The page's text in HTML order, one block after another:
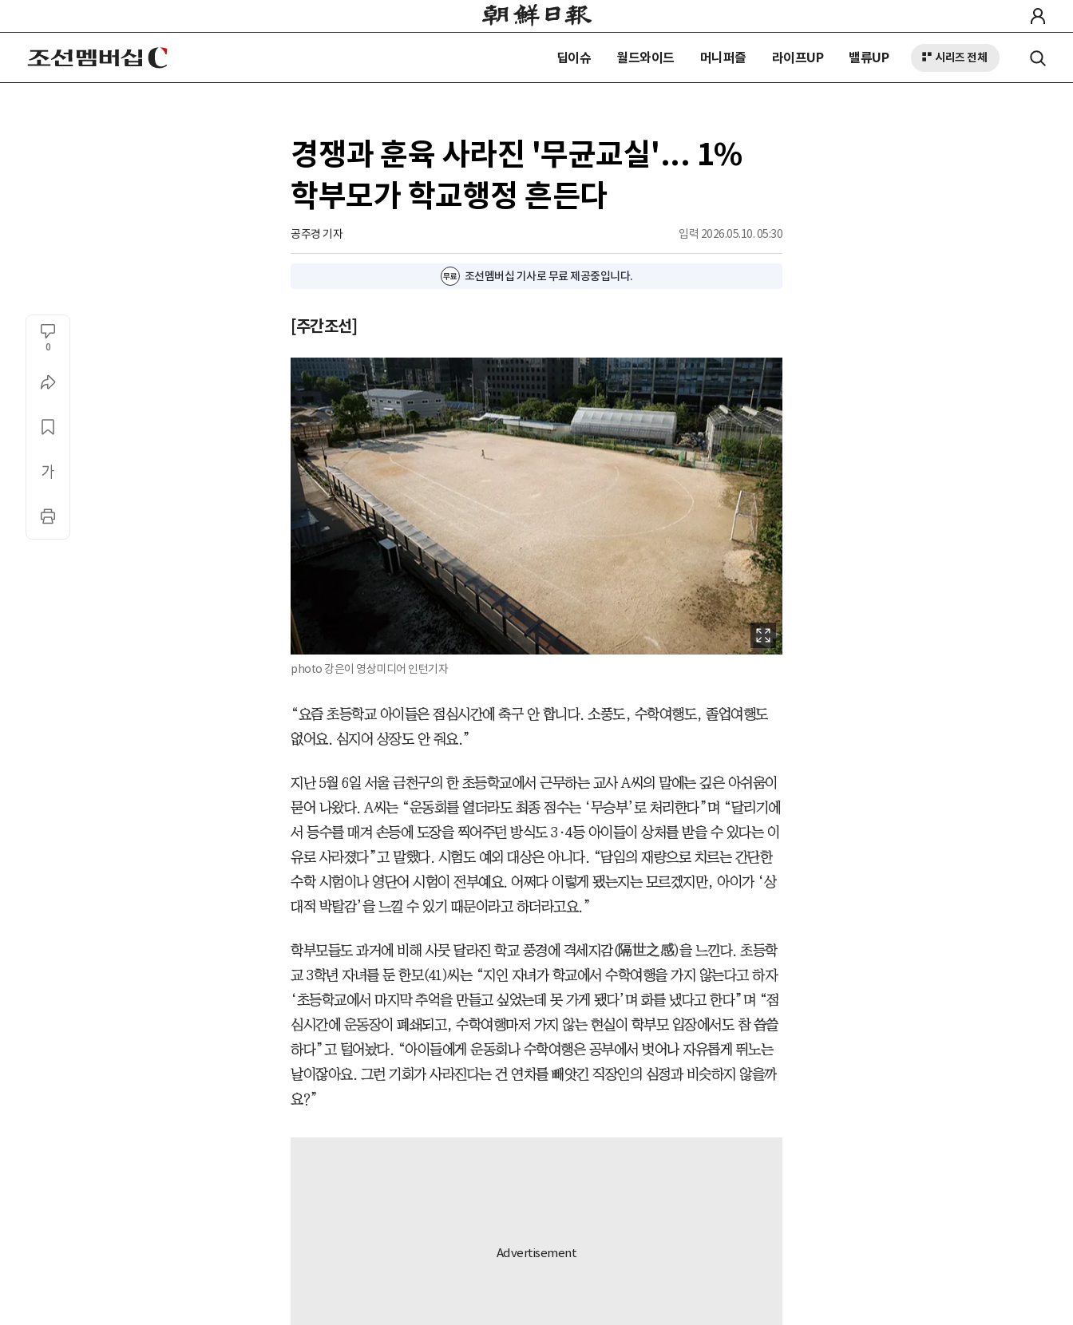
딥이슈 월드와이드 머니퍼즐 라이프UP 밸류UP 시리즈 전체
경쟁과 훈육 사라진 '무균교실'... 1%
학부모가 학교행정 흔든다
공주경 기자 입력 2026.05.10. 05:30
조선멤버십 기사로 무료 제공중입니다.
0
[주간조선]
photo 강은이 영상미디어 인턴기자
“요즘 초등학교 아이들은 점심시간에 축구 안 합니다. 소풍도, 수학여행도, 졸업여행도
없어요. 심지어 상장도 안 줘요.”
지난 5월 6일 서울 금천구의 한 초등학교에서 근무하는 교사 A씨의 말에는 깊은 아쉬움이
묻어 나왔다. A씨는 “운동회를 열더라도 최종 점수는 ‘무승부’로 처리한다”며 “달리기에
서 등수를 매겨 손등에 도장을 찍어주던 방식도 3·4등 아이들이 상처를 받을 수 있다는 이
유로 사라졌다”고 말했다. 시험도 예외 대상은 아니다. “담임의 재량으로 치르는 간단한
수학 시험이나 영단어 시험이 전부예요. 어쩌다 이렇게 됐는지는 모르겠지만, 아이가 ‘상
대적 박탈감’을 느낄 수 있기 때문이라고 하더라고요.”
학부모들도 과거에 비해 사뭇 달라진 학교 풍경에 격세지감(隔世之感)을 느낀다. 초등학
교 3학년 자녀를 둔 한모(41)씨는 “지인 자녀가 학교에서 수학여행을 가지 않는다고 하자
‘초등학교에서 마지막 추억을 만들고 싶었는데 못 가게 됐다’며 화를 냈다고 한다”며 “점
심시간에 운동장이 폐쇄되고, 수학여행마저 가지 않는 현실이 학부모 입장에서도 참 씁쓸
하다”고 털어놨다. “아이들에게 운동회나 수학여행은 공부에서 벗어나 자유롭게 뛰노는
날이잖아요. 그런 기회가 사라진다는 건 연차를 빼앗긴 직장인의 심정과 비슷하지 않을까
요?”